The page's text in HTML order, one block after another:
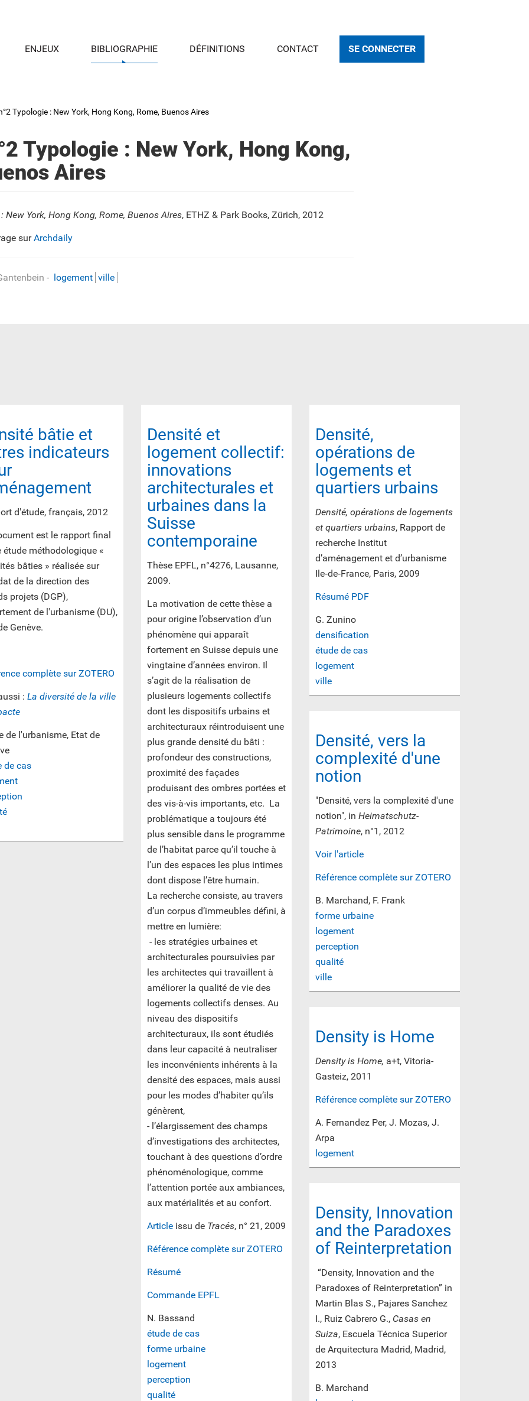
ENJEUX BIBLIOGRAPHIE DÉFINITIONS CONTACT SE CONNECTER
Typologie : New York, Hong Kong, Rome, Buenos Aires
Typologie : New York, Hong Kong,
Aires
New York, Hong Kong, Rome, Buenos Aires, ETHZ & Park Books, Zürich, 2012
surArchdaily
- logement ville
bâtie et
indicateurs
d'étude, français, 2012
est le rapport final
étude méthodologique «
bâties » réalisée sur
de la direction des
projets (DGP),
de l'urbanisme (DU),
Genève.
complète sur ZOTERO
: La diversité de la ville
de l'urbanisme, Etat de
de cas
Densité et
logement collectif:
innovations
architecturales et
urbaines dans la
Suisse
contemporaine
Thèse EPFL, n°4276, Lausanne,
2009.
La motivation de cette thèse a
pour origine l’observation d’un
phénomène qui apparaît
fortement en Suisse depuis une
vingtaine d’années environ. Il
s’agit de la réalisation de
plusieurs logements collectifs
dont les dispositifs urbains et
architecturaux réintroduisent une
plus grande densité du bâti :
profondeur des constructions,
proximité des façades
produisant des ombres portées et
des vis-à-vis importants, etc. La
problématique a toujours été
plus sensible dans le programme
de l’habitat parce qu’il touche à
l’un des espaces les plus intimes
dont dispose l’être humain.
La recherche consiste, au travers
d’un corpus d’immeubles défini, à
mettre en lumière:
- les stratégies urbaines et
architecturales poursuivies par
les architectes qui travaillent à
améliorer la qualité de vie des
logements collectifs denses. Au
niveau des dispositifs
architecturaux, ils sont étudiés
dans leur capacité à neutraliser
les inconvénients inhérents à la
densité des espaces, mais aussi
pour les modes d’habiter qu’ils
génèrent,
- l’élargissement des champs
d’investigations des architectes,
touchant à des questions d’ordre
phénoménologique, comme
l’attention portée aux ambiances,
aux matérialités et au confort.
Article issu de Tracés, n° 21, 2009
Référence complète sur ZOTERO
Résumé
Commande EPFL
N. Bassand
étude de cas
forme urbaine
logement
perception
qualité
Densité,
opérations de
logements et
quartiers urbains
Densité, opérations de logements
et quartiers urbains, Rapport de
recherche Institut
d’aménagement et d’urbanisme
Ile‐de‐France, Paris, 2009
Résumé PDF
G. Zunino
densification
étude de cas
logement
ville
Densité, vers la
complexité d'une
notion
"Densité, vers la complexité d'une
notion", in Heimatschutz-
Patrimoine, n°1, 2012
Voir l'article
Référence complète sur ZOTERO
B. Marchand, F. Frank
forme urbaine
logement
perception
qualité
ville
Density is Home
Density is Home, a+t, Vitoria-
Gasteiz, 2011
Référence complète sur ZOTERO
A. Fernandez Per, J. Mozas, J.
Arpa
logement
Density, Innovation
and the Paradoxes
of Reinterpretation
“Density, Innovation and the
Paradoxes of Reinterpretation” in
Martin Blas S., Pajares Sanchez
I., Ruiz Cabrero G., Casas en
Suiza, Escuela Técnica Superior
de Arquitectura Madrid, Madrid,
2013
B. Marchand